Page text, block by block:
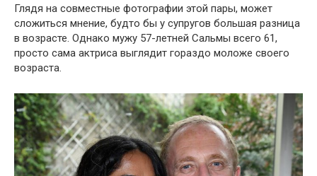
Глядя на совместные фотографии этой пары, может
сложиться мнение, будто бы у супругов большая разница
в возрасте. Однако мужу 57-летней Сальмы всего 61,
просто сама актриса выглядит гораздо моложе своего
возраста.